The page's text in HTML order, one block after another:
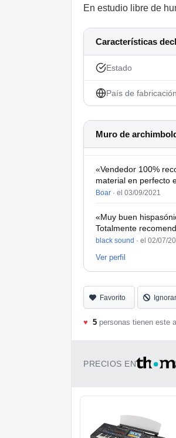
En estudio libre de
Características
Estado
País de fabricación
Muro de
«Vendedor 100%
material en perfecto
Boar · el 03/09/2021
«Muy buen
Totalmente
black sound · el 02/07/
Ver perfil
Favorito Ignorar
♥ 5 personas tienen este
PRECIOS EN